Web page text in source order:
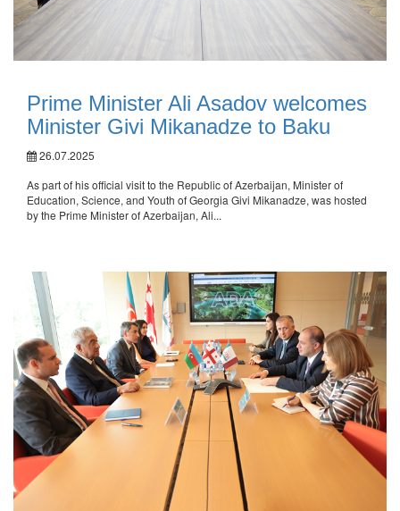
Prime Minister Ali Asadov welcomes
Minister Givi Mikanadze to Baku
26.07.2025
As part of his official visit to the Republic of Azerbaijan, Minister of
Education, Science, and Youth of Georgia Givi Mikanadze, was hosted
by the Prime Minister of Azerbaijan, Ali...